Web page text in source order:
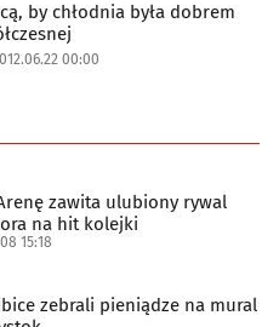
by chłodnia była dobrem
00:00
zawita ulubiony rywal
na hit kolejki
15:18
zebrali pieniądze na mural